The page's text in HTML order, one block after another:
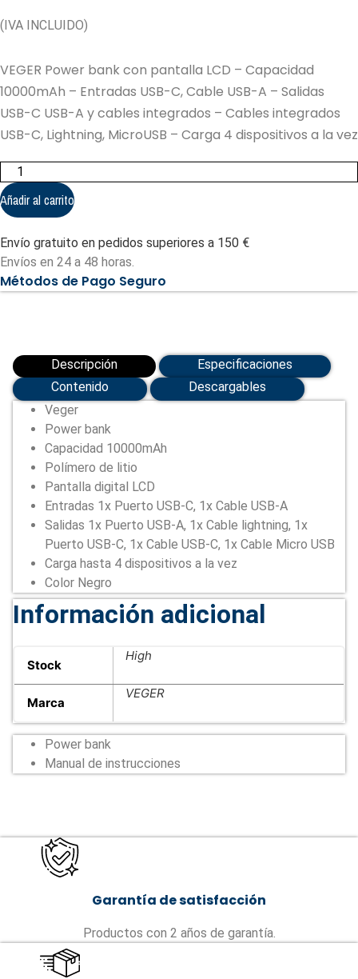
(IVA INCLUIDO)
VEGER Power bank con pantalla LCD – Capacidad
10000mAh – Entradas USB-C, Cable USB-A – Salidas
USB-C USB-A y cables integrados – Cables integrados
USB-C, Lightning, MicroUSB – Carga 4 dispositivos a la vez
VEGER
Power
bank
con
pantalla
-
Capacidad
10000mAh
(VG-
W1116)
Añadir al carrito
Envío gratuito en pedidos superiores a 150 €
Envíos en 24 a 48 horas.
Métodos de Pago Seguro
Descripción
Especificaciones
Contenido
Descargables
Veger
Power bank
Capacidad 10000mAh
Polímero de litio
Pantalla digital LCD
Entradas 1x Puerto USB-C, 1x Cable USB-A
Salidas 1x Puerto USB-A, 1x Cable lightning, 1x
Puerto USB-C, 1x Cable USB-C, 1x Cable Micro USB
Carga hasta 4 dispositivos a la vez
Color Negro
Información adicional
Stock
High
Marca
VEGER
Power bank
Manual de instrucciones
Garantía de satisfacción
Productos con 2 años de garantía.